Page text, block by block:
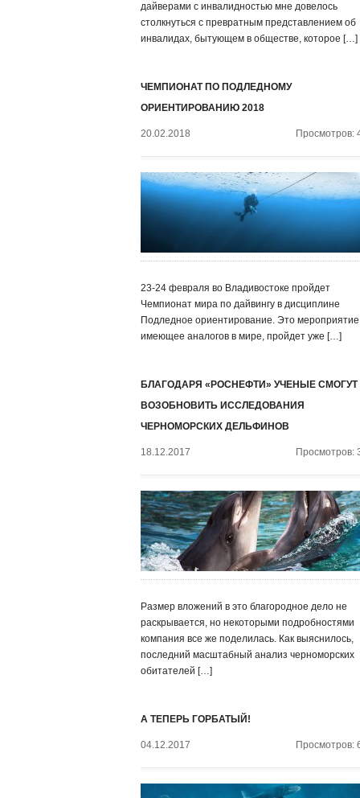
дайверами с инвалидностью мне довелось
столкнуться с превратным представлением об
инвалидах, бытующем в обществе, которое […]
ЧЕМПИОНАТ ПО ПОДЛЕДНОМУ
ОРИЕНТИРОВАНИЮ 2018
20.02.2018 Просмотров:
23-24 февраля во Владивостоке пройдет
Чемпионат мира по дайвингу в дисциплине
Подледное ориентирование. Это
имеющее аналогов в мире, пройдет уже […]
БЛАГОДАРЯ «РОСНЕФТИ» УЧЕНЫЕ СМОГУТ
ВОЗОБНОВИТЬ ИССЛЕДОВАНИЯ
ЧЕРНОМОРСКИХ ДЕЛЬФИНОВ
18.12.2017 Просмотров:
Размер вложений в это благородное дело не
раскрывается, но некоторыми подробностями
компания все же поделилась. Как выяснилось,
последний масштабный анализ черноморских
обитателей […]
А ТЕПЕРЬ ГОРБАТЫЙ!
04.12.2017 Просмотров: